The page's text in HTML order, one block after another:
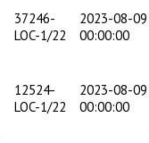
37246-
LOC-1/22
2023-08-09
00:00:00
12524-
LOC-1/22
2023-08-09
00:00:00